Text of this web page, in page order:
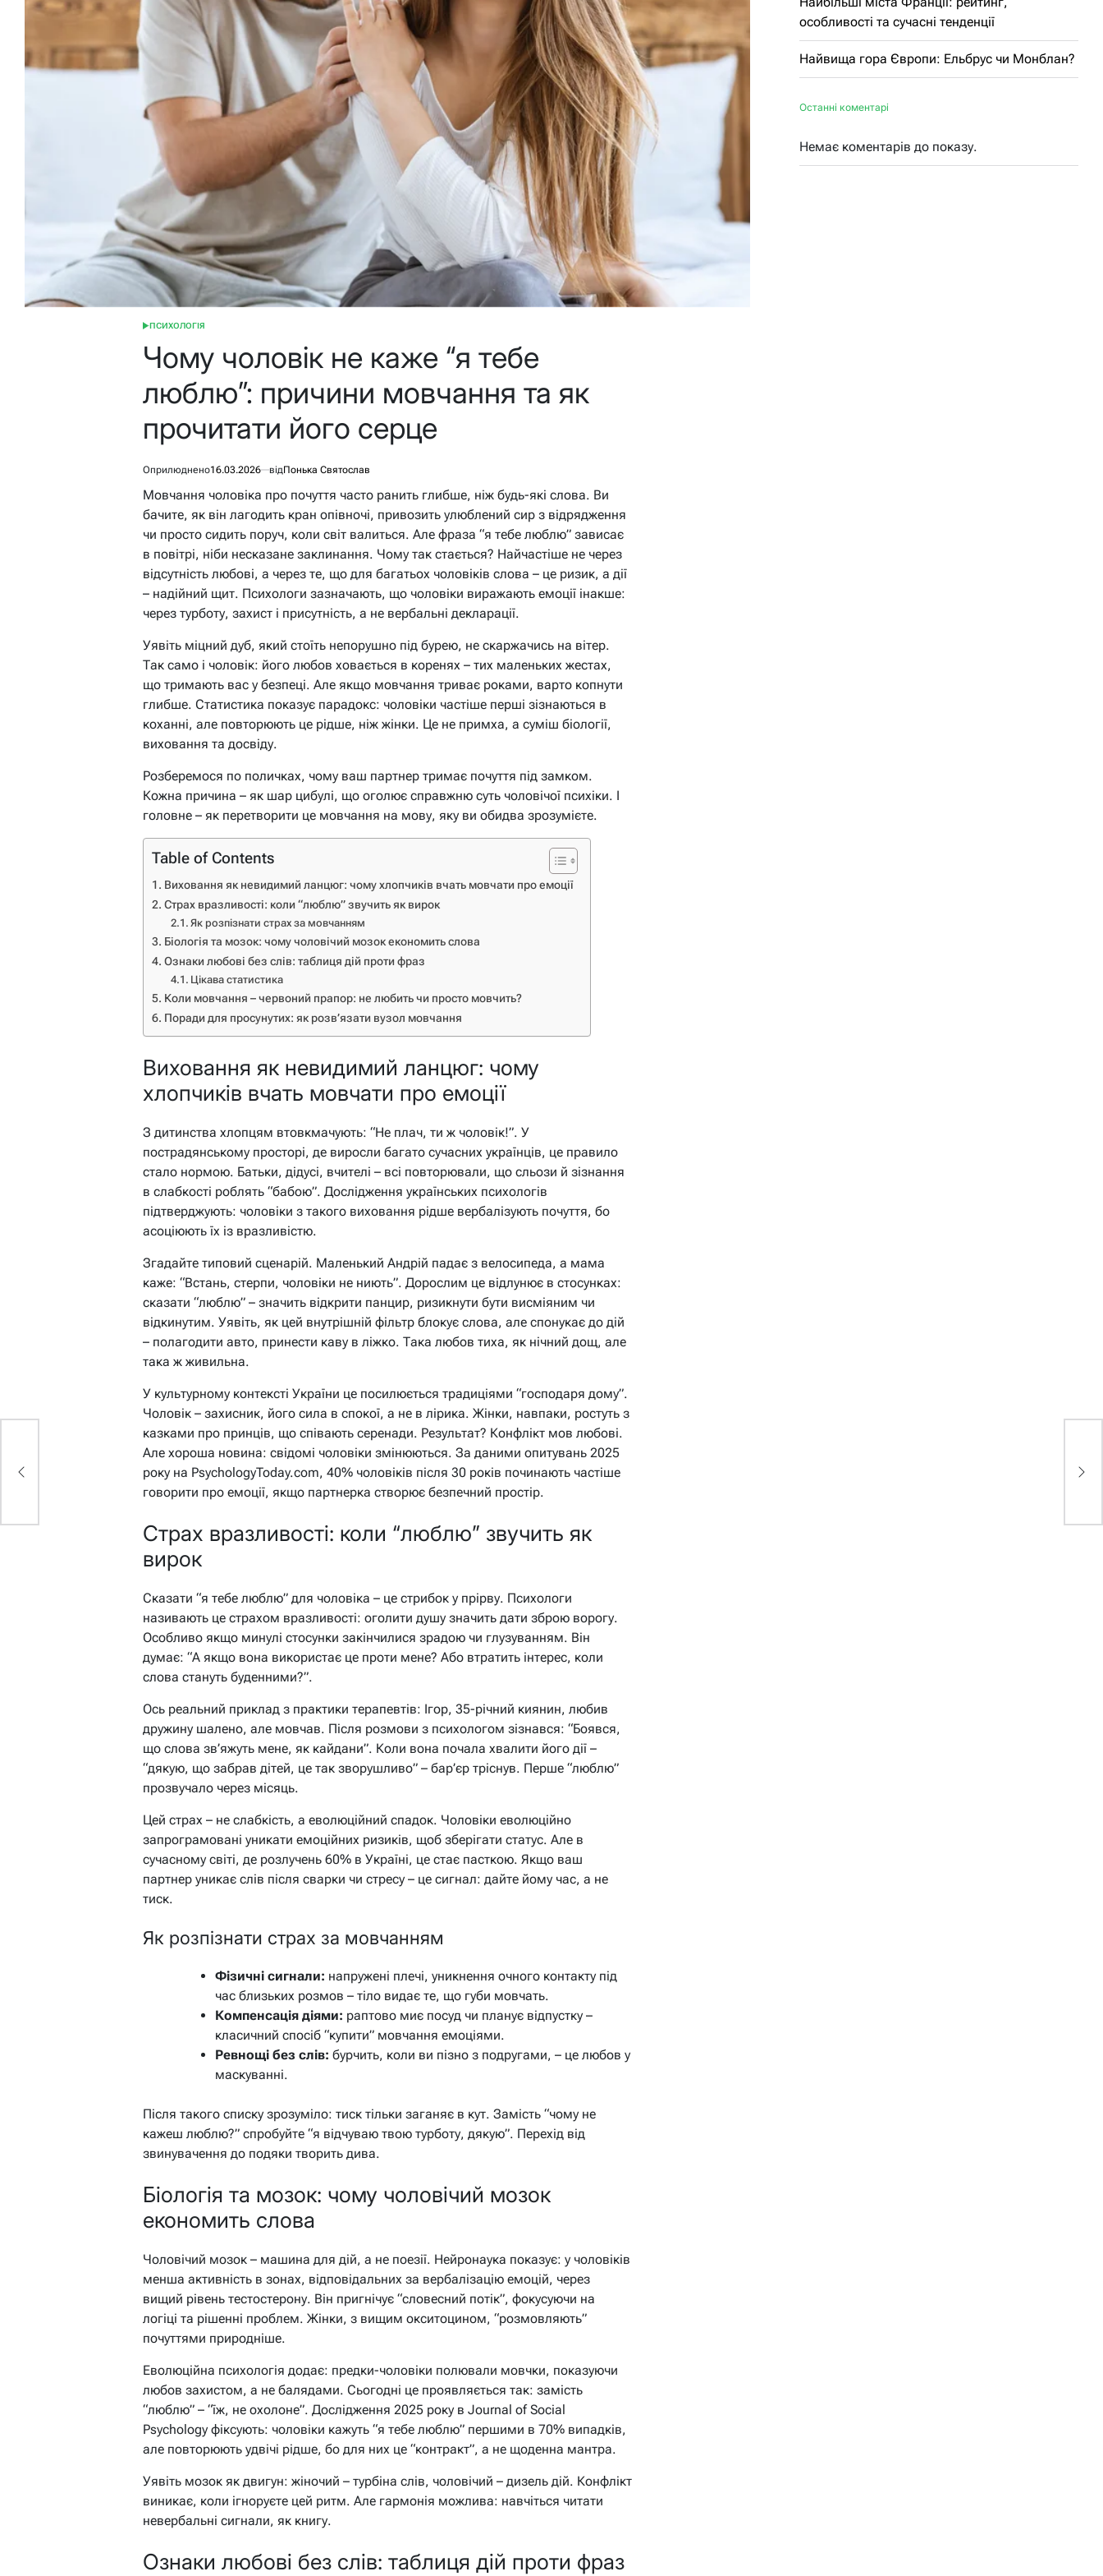
ОПУБЛІКУВАТИ
ПСИХОЛОГІЯ
Чому чоловік не каже “я тебе
люблю”: причини мовчання та як
прочитати його серце
Оприлюднено16.03.2026 відПонька Святослав
Мовчання чоловіка про почуття часто ранить глибше, ніж будь-які слова. Ви
бачите, як він лагодить кран опівночі, привозить улюблений сир з відрядження
чи просто сидить поруч, коли світ валиться. Але фраза “я тебе люблю” зависає
в повітрі, ніби несказане заклинання. Чому так стається? Найчастіше не через
відсутність любові, а через те, що для багатьох чоловіків слова – це ризик, а дії
– надійний щит. Психологи зазначають, що чоловіки виражають емоції інакше:
через турботу, захист і присутність, а не вербальні декларації.
Уявіть міцний дуб, який стоїть непорушно під бурею, не скаржачись на вітер.
Так само і чоловік: його любов ховається в коренях – тих маленьких жестах,
що тримають вас у безпеці. Але якщо мовчання триває роками, варто копнути
глибше. Статистика показує парадокс: чоловіки частіше перші зізнаються в
коханні, але повторюють це рідше, ніж жінки. Це не примха, а суміш біології,
виховання та досвіду.
Розберемося по поличках, чому ваш партнер тримає почуття під замком.
Кожна причина – як шар цибулі, що оголює справжню суть чоловічої психіки. І
головне – як перетворити це мовчання на мову, яку ви обидва зрозумієте.
Table of Contents
Виховання як невидимий ланцюг: чому хлопчиків вчать мовчати про емоції
Страх вразливості: коли “люблю” звучить як вирок
Як розпізнати страх за мовчанням
Біологія та мозок: чому чоловічий мозок економить слова
Ознаки любові без слів: таблиця дій проти фраз
Цікава статистика
Коли мовчання – червоний прапор: не любить чи просто мовчить?
Поради для просунутих: як розв’язати вузол мовчання
Виховання як невидимий ланцюг: чому
хлопчиків вчать мовчати про емоції
З дитинства хлопцям втовкмачують: “Не плач, ти ж чоловік!”. У
пострадянському просторі, де виросли багато сучасних українців, це правило
стало нормою. Батьки, дідусі, вчителі – всі повторювали, що сльози й зізнання
в слабкості роблять “бабою”. Дослідження українських психологів
підтверджують: чоловіки з такого виховання рідше вербалізують почуття, бо
асоціюють їх із вразливістю.
Згадайте типовий сценарій. Маленький Андрій падає з велосипеда, а мама
каже: “Встань, стерпи, чоловіки не ниють”. Дорослим це відлунює в стосунках:
сказати “люблю” – значить відкрити панцир, ризикнути бути висміяним чи
відкинутим. Уявіть, як цей внутрішній фільтр блокує слова, але спонукає до дій
– полагодити авто, принести каву в ліжко. Така любов тиха, як нічний дощ, але
така ж живильна.
У культурному контексті України це посилюється традиціями “господаря дому”.
Чоловік – захисник, його сила в спокої, а не в лірика. Жінки, навпаки, ростуть з
казками про принців, що співають серенади. Результат? Конфлікт мов любові.
Але хороша новина: свідомі чоловіки змінюються. За даними опитувань 2025
року на PsychologyToday.com, 40% чоловіків після 30 років починають частіше
говорити про емоції, якщо партнерка створює безпечний простір.
Страх вразливості: коли “люблю” звучить як
вирок
Сказати “я тебе люблю” для чоловіка – це стрибок у прірву. Психологи
називають це страхом вразливості: оголити душу значить дати зброю ворогу.
Особливо якщо минулі стосунки закінчилися зрадою чи глузуванням. Він
думає: “А якщо вона використає це проти мене? Або втратить інтерес, коли
слова стануть буденними?”.
Ось реальний приклад з практики терапевтів: Ігор, 35-річний киянин, любив
дружину шалено, але мовчав. Після розмови з психологом зізнався: “Боявся,
що слова зв’яжуть мене, як кайдани”. Коли вона почала хвалити його дії –
“дякую, що забрав дітей, це так зворушливо” – бар’єр тріснув. Перше “люблю”
прозвучало через місяць.
Цей страх – не слабкість, а еволюційний спадок. Чоловіки еволюційно
запрограмовані уникати емоційних ризиків, щоб зберігати статус. Але в
сучасному світі, де розлучень 60% в Україні, це стає пасткою. Якщо ваш
партнер уникає слів після сварки чи стресу – це сигнал: дайте йому час, а не
тиск.
Як розпізнати страх за мовчанням
Фізичні сигнали: напружені плечі, уникнення очного контакту під
час близьких розмов – тіло видає те, що губи мовчать.
Компенсація діями: раптово миє посуд чи планує відпустку –
класичний спосіб “купити” мовчання емоціями.
Ревнощі без слів: бурчить, коли ви пізно з подругами, – це любов у
маскуванні.
Після такого списку зрозуміло: тиск тільки заганяє в кут. Замість “чому не
кажеш люблю?” спробуйте “я відчуваю твою турботу, дякую”. Перехід від
звинувачення до подяки творить дива.
Біологія та мозок: чому чоловічий мозок
економить слова
Чоловічий мозок – машина для дій, а не поезії. Нейронаука показує: у чоловіків
менша активність в зонах, відповідальних за вербалізацію емоцій, через
вищий рівень тестостерону. Він пригнічує “словесний потік”, фокусуючи на
логіці та рішенні проблем. Жінки, з вищим окситоцином, “розмовляють”
почуттями природніше.
Еволюційна психологія додає: предки-чоловіки полювали мовчки, показуючи
любов захистом, а не балядами. Сьогодні це проявляється так: замість
“люблю” – “їж, не охолоне”. Дослідження 2025 року в Journal of Social
Psychology фіксують: чоловіки кажуть “я тебе люблю” першими в 70% випадків,
але повторюють удвічі рідше, бо для них це “контракт”, а не щоденна мантра.
Уявіть мозок як двигун: жіночий – турбіна слів, чоловічий – дизель дій. Конфлікт
виникає, коли ігноруєте цей ритм. Але гармонія можлива: навчіться читати
невербальні сигнали, як книгу.
Ознаки любові без слів: таблиця дій проти фраз
особливості та сучасні тенденції
Найвища гора Європи: Ельбрус чи Монблан?
Останні коментарі
Немає коментарів до показу.